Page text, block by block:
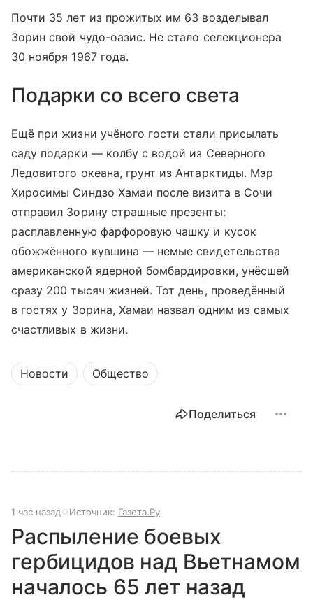
Почти 35 лет из прожитых им 63 возделывал
Зорин свой чудо-оазис. Не стало селекционера
30 ноября 1967 года.
Подарки со всего света
Ещё при жизни учёного гости стали присылать
саду подарки — колбу с водой из Северного
Ледовитого океана, грунт из Антарктиды. Мэр
Хиросимы Синдзо Хамаи после визита в Сочи
отправил Зорину страшные презенты:
расплавленную фарфоровую чашку и кусок
обожжённого кувшина — немые свидетельства
американской ядерной бомбардировки, унёсшей
сразу 200 тысяч жизней. Тот день, проведённый
в гостях у Зорина, Хамаи назвал одним из самых
счастливых в жизни.
Новости Общество
Поделиться
1 час назад Источник: Газета.Ру
Распыление боевых
гербицидов над Вьетнамом
началось 65 лет назад